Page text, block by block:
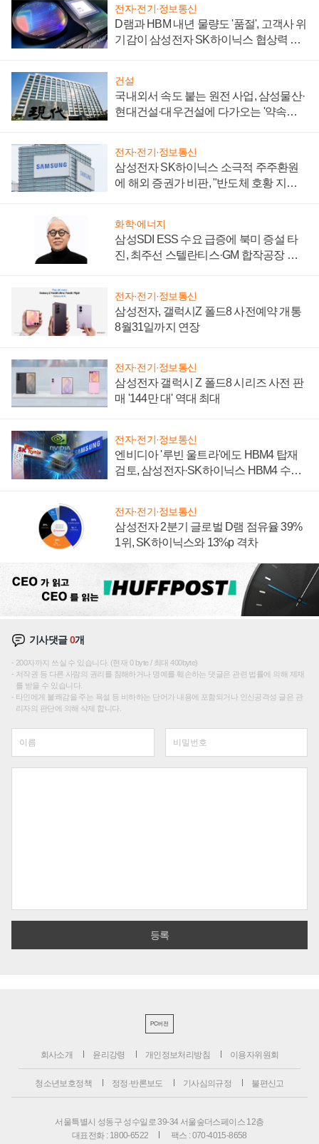
전자·전기·정보통신
D램과 HBM 내년 물량도 '품절', 고객사 위
기감이 삼성전자 SK하이닉스 협상력 더
건설
국내외서 속도 붙는 원전 사업, 삼성물산·
현대건설·대우건설에 다가오는 '약속의
전자·전기·정보통신
삼성전자 SK하이닉스 소극적 주주환원
에 해외 증권가 비판, "반도체 호황 지속
화학·에너지
삼성SDI ESS 수요 급증에 북미 증설 타
진, 최주선 스텔란티스·GM 합작공장 건
전자·전기·정보통신
삼성전자, 갤럭시Z 폴드8 사전예약 개통
8월31일까지 연장
전자·전기·정보통신
삼성전자 갤럭시 Z 폴드8 시리즈 사전 판
매 '144만 대' 역대 최대
전자·전기·정보통신
엔비디아 '루빈 울트라'에도 HBM4 탑재
검토, 삼성전자·SK하이닉스 HBM4 수율
전자·전기·정보통신
삼성전자 2분기 글로벌 D램 점유율 39%
1위, SK하이닉스와 13%p 격차
기사댓글0개
200자까지 쓰실 수 있습니다. (현재 0 byte / 최대 400byte)
저작권 등 다른 사람의 권리를 침해하거나 명예를 훼손하는 댓글은 관련 법률에 의해 제재
를 받을 수 있습니다.
타인에게 불쾌감을 주는 욕설 등 비하하는 단어가 내용에 포함되거나 인신공격성 글은 관
리자의 판단에 의해 삭제 합니다.
PC버전
회사소개 윤리강령 개인정보처리방침 이용자위원회
청소년보호정책 정정·반론보도 기사심의규정 불편신고
서울특별시 성동구 성수일로 39-34 서울숲더스페이스 12층
대표전화 : 1800-6522
팩스 : 070-4015-8658